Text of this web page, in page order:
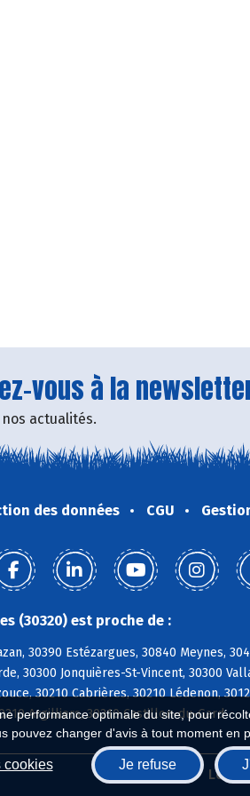
performance optimale du site, pour
pouvez changer d'avis à tout moment en
cookies Je refuse
vous à la
actualités.
des données CGU
(30320) est proche de :
30390 Estézargues, 30840 Meynes,
30300 Jonquières-St-Vincent, 30300
30210 Cabrières, 30210 Lédenon,
Argilliers, 30210 Castillon-du-Gard
Biocoop.fr Le